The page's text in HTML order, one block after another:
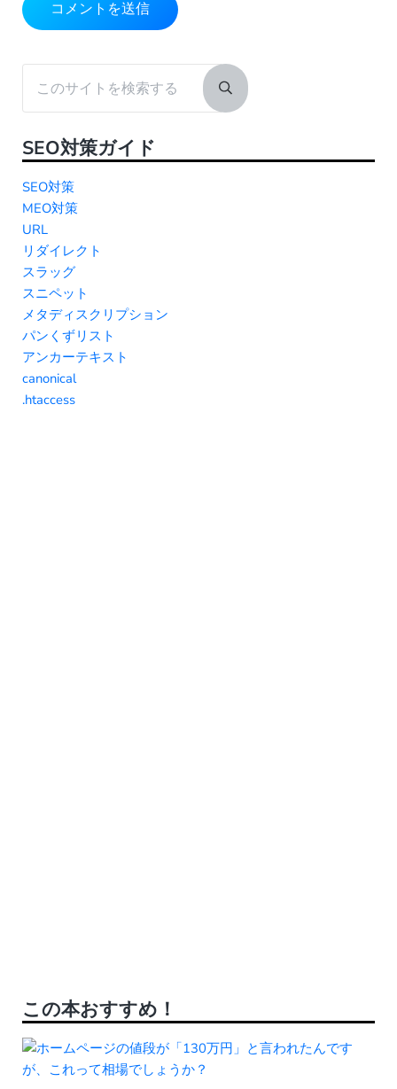
Sidebar
Submit search
SEO対策ガイド
SEO対策
MEO対策
URL
リダイレクト
スラッグ
スニペット
メタディスクリプション
パンくずリスト
アンカーテキスト
canonical
.htaccess
この本おすすめ！